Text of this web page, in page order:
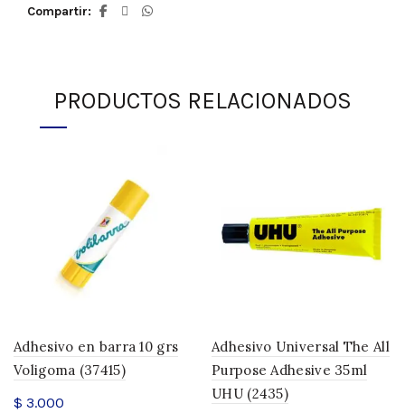
Compartir
PRODUCTOS RELACIONADOS
Adhesivo en barra 10 grs
Voligoma (37415)
$ 3.000
Adhesivo Universal The All
Purpose Adhesive 35ml
UHU (2435)